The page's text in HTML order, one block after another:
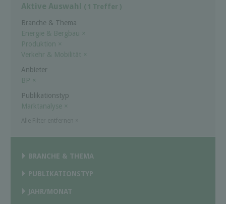
Aktive Auswahl ( 1 Treffer )
Branche & Thema
Energie & Bergbau ×
Produktion ×
Verkehr & Mobilität ×
Anbieter
BP ×
Publikationstyp
Marktanalyse ×
BRANCHE & THEMA
PUBLIKATIONSTYP
JAHR/MONAT